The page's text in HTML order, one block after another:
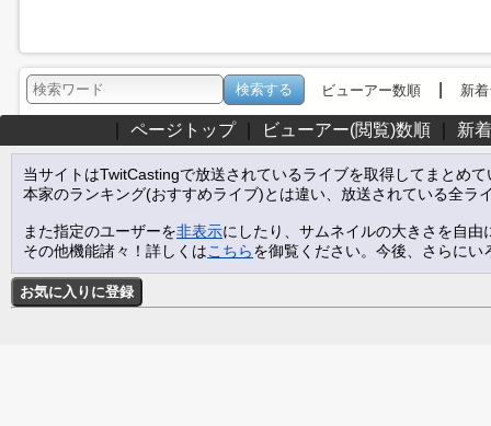
ビューアー数順| 新
ページトップ｜ ビューアー(閲覧)数順｜ 新
当サイトはTwitCastingで放送されているライブを取得してまとめ
本家のランキング(おすすめライブ)とは違い、放送されている全ラ
また指定のユーザーを非表示にしたり、サムネイルの大きさを自
その他機能諸々！詳しくはこちらを御覧ください。今後、さらに